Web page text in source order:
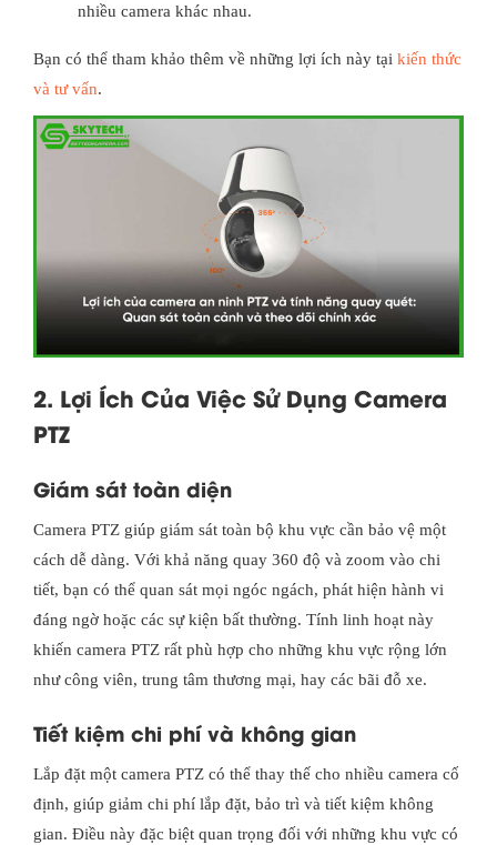
nhiều camera khác nhau.
Bạn có thể tham khảo thêm về những lợi ích này tại kiến thức
và tư vấn.
2. Lợi Ích Của Việc Sử Dụng Camera
PTZ
Giám sát toàn diện
Camera PTZ giúp giám sát toàn bộ khu vực cần bảo vệ một
cách dễ dàng. Với khả năng quay 360 độ và zoom vào chi
tiết, bạn có thể quan sát mọi ngóc ngách, phát hiện hành vi
đáng ngờ hoặc các sự kiện bất thường. Tính linh hoạt này
khiến camera PTZ rất phù hợp cho những khu vực rộng lớn
như công viên, trung tâm thương mại, hay các bãi đỗ xe.
Tiết kiệm chi phí và không gian
Lắp đặt một camera PTZ có thể thay thế cho nhiều camera cố
định, giúp giảm chi phí lắp đặt, bảo trì và tiết kiệm không
gian. Điều này đặc biệt quan trọng đối với những khu vực có